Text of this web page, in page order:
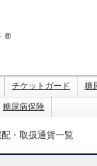
チケットガード 糖
糖尿病保険
・取扱通貨一覧